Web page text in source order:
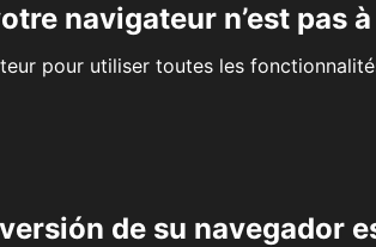
navigateur n’est pas
pour utiliser toutes les
de su navegador